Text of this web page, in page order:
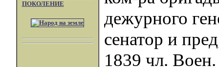
ПОКОЛЕНИЕ
дежурного
сенатор и
1839 чл. Воен.